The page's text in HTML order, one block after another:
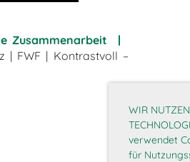
WIR
verwendet
für
Zusammenarbeit
|
| FWF | Kontrastvoll –